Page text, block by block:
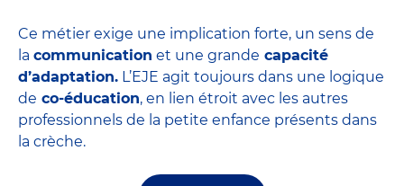
Ce métier exige une implication forte, un sens de
la communication et une grande capacité
d’adaptation. L’EJE agit toujours dans une logique
de co-éducation, en lien étroit avec les autres
professionnels de la petite enfance présents dans
la crèche.